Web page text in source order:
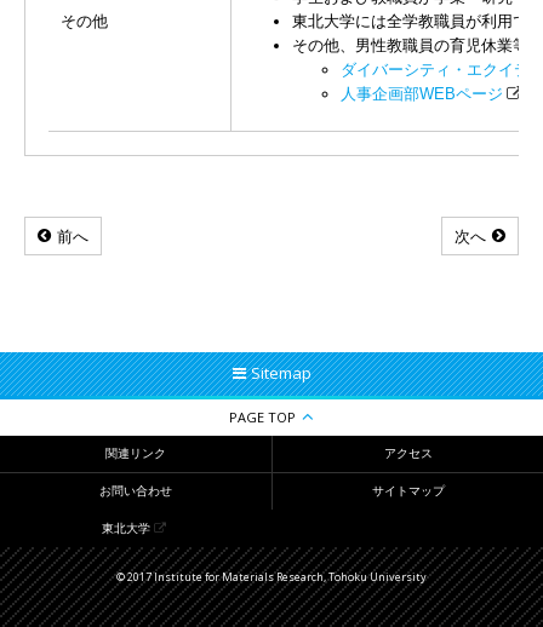
その他
東北大学には全学教職員が利用で
その他、男性教職員の育児休業等
ダイバーシティ・エクイテ
人事企画部WEBページ
前へ 次へ
Sitemap
PAGE TOP
関連リンク アクセス
お問い合わせ サイトマップ
東北大学
© 2017 Institute for Materials Research, Tohoku University